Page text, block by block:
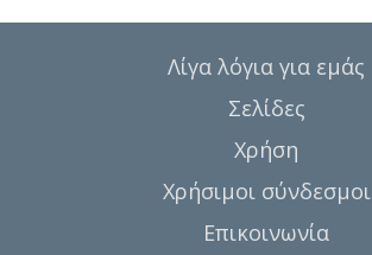
Λίγα λόγια για εμάς
Σελίδες
Χρήση
Χρήσιμοι σύνδεσμοι
Επικοινωνία